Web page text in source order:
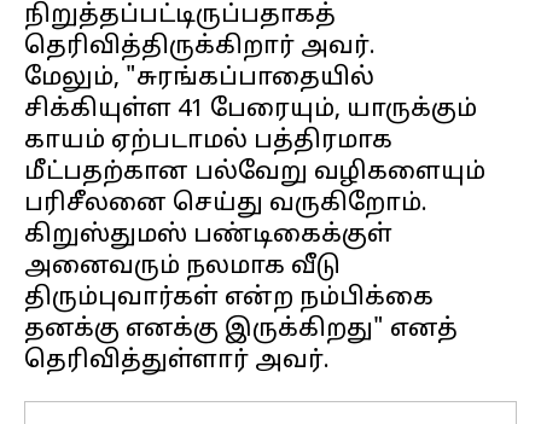
நிறுத்தப்பட்டிருப்பதாகத்
தெரிவித்திருக்கிறார் அவர்.
மேலும், "சுரங்கப்பாதையில்
சிக்கியுள்ள 41 பேரையும், யாருக்கும்
காயம் ஏற்படாமல் பத்திரமாக
மீட்பதற்கான பல்வேறு வழிகளையும்
பரிசீலனை செய்து வருகிறோம்.
கிறுஸ்துமஸ் பண்டிகைக்குள்
அனைவரும் நலமாக வீடு
திரும்புவார்கள் என்ற நம்பிக்கை
தனக்கு எனக்கு இருக்கிறது" எனத்